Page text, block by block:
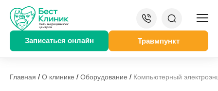
Записаться онлайн Травмпункт
Главная / О клинике / Оборудование / Компьютерный